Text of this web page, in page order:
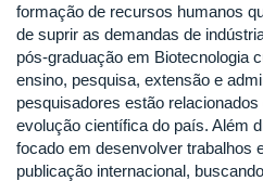
formação de recursos humanos
de suprir as demandas de
pós-graduação em Biotecnologia
ensino, pesquisa, extensão e
pesquisadores estão
evolução científica do país. Além
focado em desenvolver trabalhos
publicação internacional,